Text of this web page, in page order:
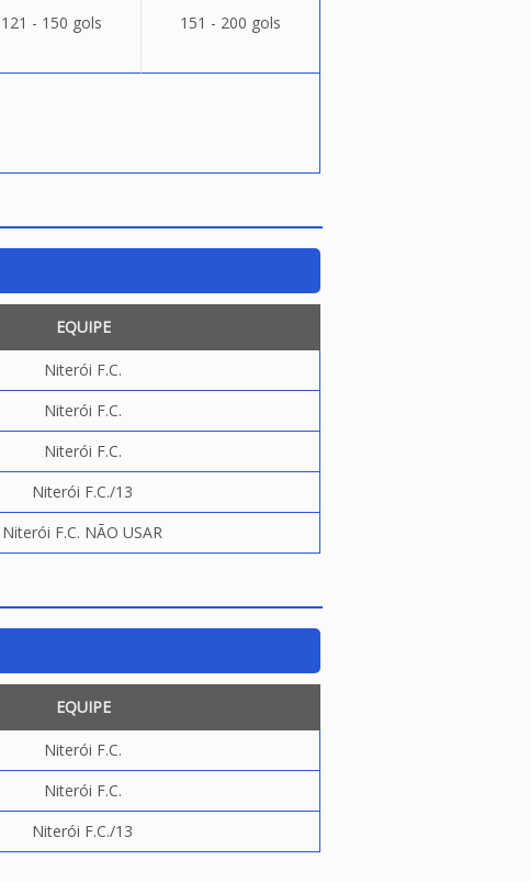
121 - 150 gols 151 - 200 gols
EQUIPE
Niterói F.C.
Niterói F.C.
Niterói F.C.
Niterói F.C./13
Niterói F.C. NÃO USAR
EQUIPE
Niterói F.C.
Niterói F.C.
Niterói F.C./13